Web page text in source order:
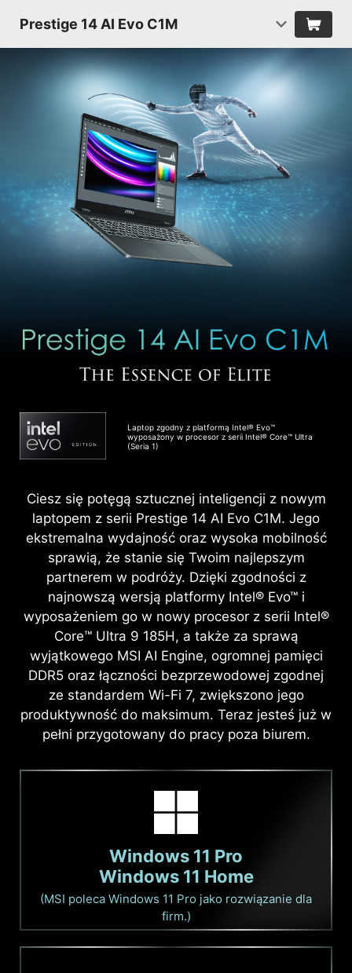
Prestige 14 AI Evo C1M
Laptop zgodny z platformą Intel® Evo™
wyposażony w procesor z serii Intel® Core™ Ultra
(Seria 1)
Ciesz się potęgą sztucznej inteligencji z nowym
laptopem z serii Prestige 14 AI Evo C1M. Jego
ekstremalna wydajność oraz wysoka mobilność
sprawią, że stanie się Twoim najlepszym
partnerem w podróży. Dzięki zgodności z
najnowszą wersją platformy Intel® Evo™ i
wyposażeniem go w nowy procesor z serii Intel®
Core™ Ultra 9 185H, a także za sprawą
wyjątkowego MSI AI Engine, ogromnej pamięci
DDR5 oraz łączności bezprzewodowej zgodnej
ze standardem Wi-Fi 7, zwiększono jego
produktywność do maksimum. Teraz jesteś już w
pełni przygotowany do pracy poza biurem.
Windows 11 Pro
Windows 11 Home
(MSI poleca Windows 11 Pro jako rozwiązanie dla
firm.)